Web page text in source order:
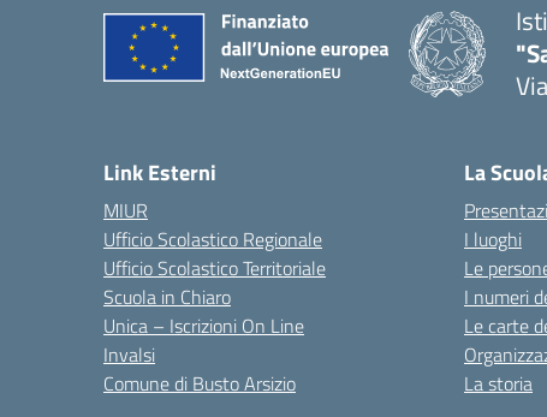
Link Esterni
MIUR
Ufficio Scolastico Regionale
Ufficio Scolastico Territoriale
Scuola in Chiaro
Unica – Iscrizioni On Line
Invalsi
Comune di Busto Arsizio
La
I luoghi
Le
I numeri
Le carte
La storia